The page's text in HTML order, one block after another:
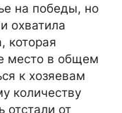
на победы, но
охватила
которая
место в общем
к хозяевам
количеству
отстали от